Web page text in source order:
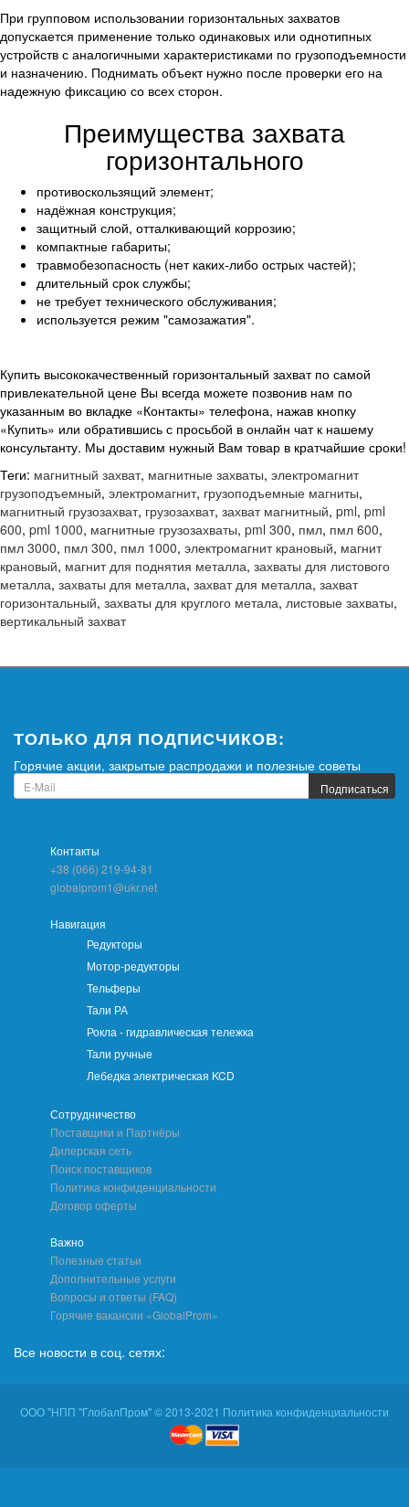
При групповом использовании горизонтальных захватов
допускается применение только одинаковых или однотипных
устройств с аналогичными характеристиками по грузоподъемности
и назначению. Поднимать объект нужно после проверки его на
надежную фиксацию со всех сторон.
Преимущества захвата
горизонтального
противоскользящий элемент;
надёжная конструкция;
защитный слой, отталкивающий коррозию;
компактные габариты;
травмобезопасность (нет каких-либо острых частей);
длительный срок службы;
не требует технического обслуживания;
используется режим "самозажатия".
Купить высококачественный горизонтальный захват по самой
привлекательной цене Вы всегда можете позвонив нам по
указанным во вкладке «Контакты» телефона, нажав кнопку
«Купить» или обратившись с просьбой в онлайн чат к нашему
консультанту. Мы доставим нужный Вам товар в кратчайшие сроки!
Теги: магнитный захват, магнитные захваты, электромагнит
грузоподъемный, электромагнит, грузоподъемные магниты,
магнитный грузозахват, грузозахват, захват магнитный, pml, pml
600, pml 1000, магнитные грузозахваты, pml 300, пмл, пмл 600,
пмл 3000, пмл 300, пмл 1000, электромагнит крановый, магнит
крановый, магнит для поднятия металла, захваты для листового
металла, захваты для металла, захват для металла, захват
горизонтальный, захваты для круглого метала, листовые захваты,
вертикальный захват
ТОЛЬКО ДЛЯ ПОДПИСЧИКОВ:
Горячие акции, закрытые распродажи и полезные советы
Подписаться
Контакты
+38 (066) 219-94-81
globalprom1@ukr.net
Навигация
Редукторы
Мотор-редукторы
Тельферы
Тали РА
Рокла - гидравлическая тележка
Тали ручные
Лебедка электрическая KCD
Сотрудничество
Поставщики и Партнёры
Дилерская сеть
Поиск поставщиков
Политика конфиденциальности
Договор оферты
Важно
Полезные статьи
Дополнительные услуги
Вопросы и ответы (FAQ)
Горячие вакансии «GlobalProm»
Все новости в соц. сетях:
ООО "НПП "ГлобалПром" © 2013-2021 Политика конфиденциальности